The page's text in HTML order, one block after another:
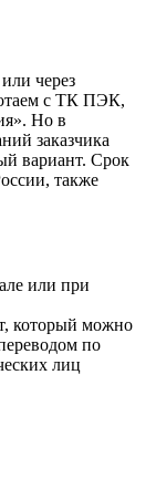
через
с ТК ПЭК,
Но в
заказчика
вариант. Срок
также
или при
который можно
по
лиц